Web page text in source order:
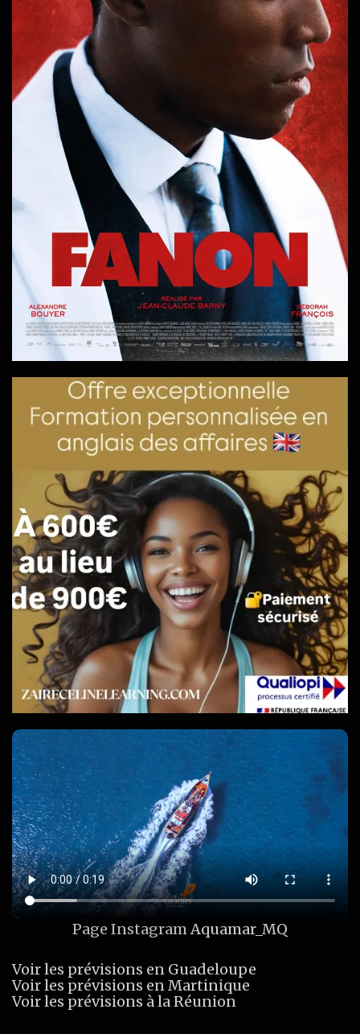
Page InstagramAquamar_MQ
Voir les prévisions en Guadeloupe
Voir les prévisions en Martinique
Voir les prévisions à la Réunion